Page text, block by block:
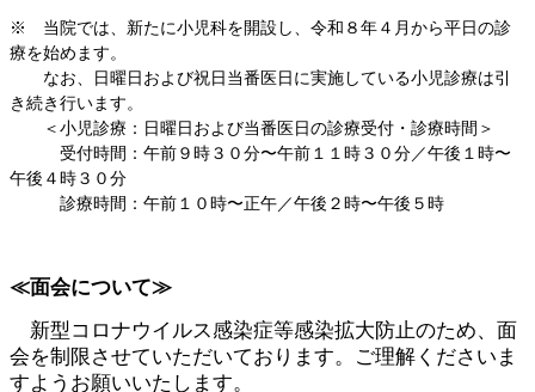
※ 当院では、新たに小児科を開設し、令和８年４月から平日の診
療を始めます。
なお、日曜日および祝日当番医日に実施している小児診療は引
き続き行います。
＜小児診療：日曜日および当番医日の診療受付・診療時間＞
受付時間：午前９時３０分〜午前１１時３０分／午後１時〜
午後４時３０分
診療時間：午前１０時〜正午／午後２時〜午後５時
≪面会について≫
新型コロナウイルス感染症等感染拡大防止のため、面
会を制限させていただいております。ご理解くださいま
すようお願いいたします。